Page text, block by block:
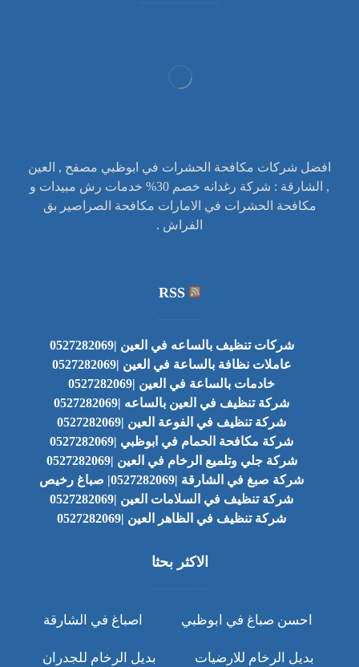
افضل شركات مكافحة الحشرات في ابوظبي مصفح , العين
, الشارقة : شركة رغدانه خصم 30% خدمات رش مبيدات و
مكافحة الحشرات في الامارات مكافحة الصراصير بق
الفراش .
RSS
شركات تنظيف بالساعه في العين |0527282069
عاملات نظافة بالساعة في العين |0527282069
خادمات بالساعة في العين |0527282069
شركة تنظيف في العين بالساعه |0527282069
شركة تنظيف في الفوعة العين |0527282069
شركة مكافحة الحمام في ابوظبي |0527282069
شركة جلي وتلميع الرخام في العين |0527282069
شركة صبغ في الشارقة |0527282069| صباغ رخيص
شركة تنظيف في السلامات العين |0527282069
شركة تنظيف في الظاهر العين |0527282069
الاكثر بحثا
احسن صباغ في ابوظبي اصباغ في الشارقة
بديل الرخام للارضيات بديل الرخام للجدران